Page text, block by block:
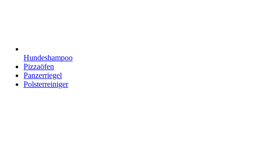
Hundeshampoo
Pizzaöfen
Panzerriegel
Polsterreiniger